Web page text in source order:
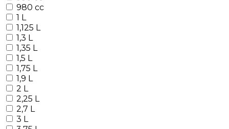
980 cc
1 L
1,125 L
1,3 L
1,35 L
1,5 L
1,75 L
1,9 L
2 L
2,25 L
2,7 L
3 L